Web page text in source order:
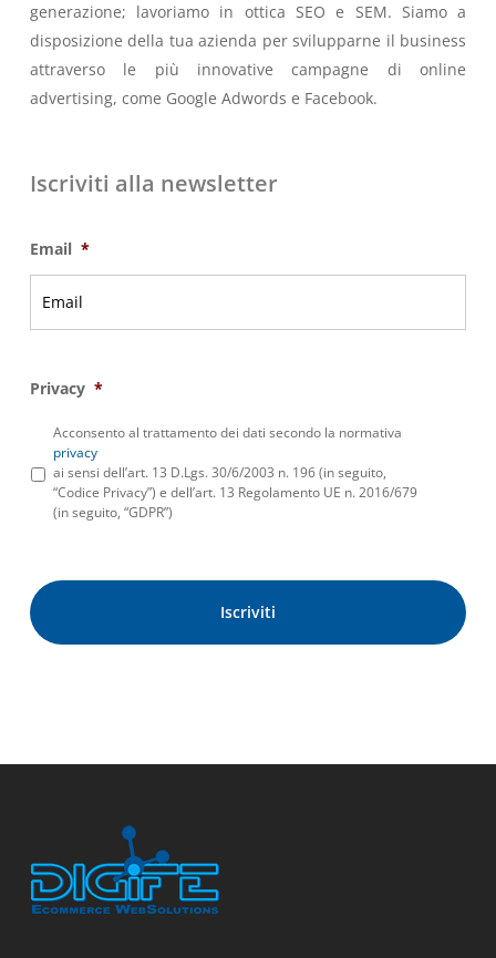
generazione; lavoriamo in ottica SEO e SEM. Siamo a
disposizione della tua azienda per svilupparne il business
attraverso le più innovative campagne di online
advertising, come Google Adwords e Facebook.
Iscriviti alla newsletter
Email *
Privacy *
Acconsento al trattamento dei dati secondo la normativa
privacy
ai sensi dell’art. 13 D.Lgs. 30/6/2003 n. 196 (in seguito,
“Codice Privacy”) e dell’art. 13 Regolamento UE n. 2016/679
(in seguito, “GDPR”)